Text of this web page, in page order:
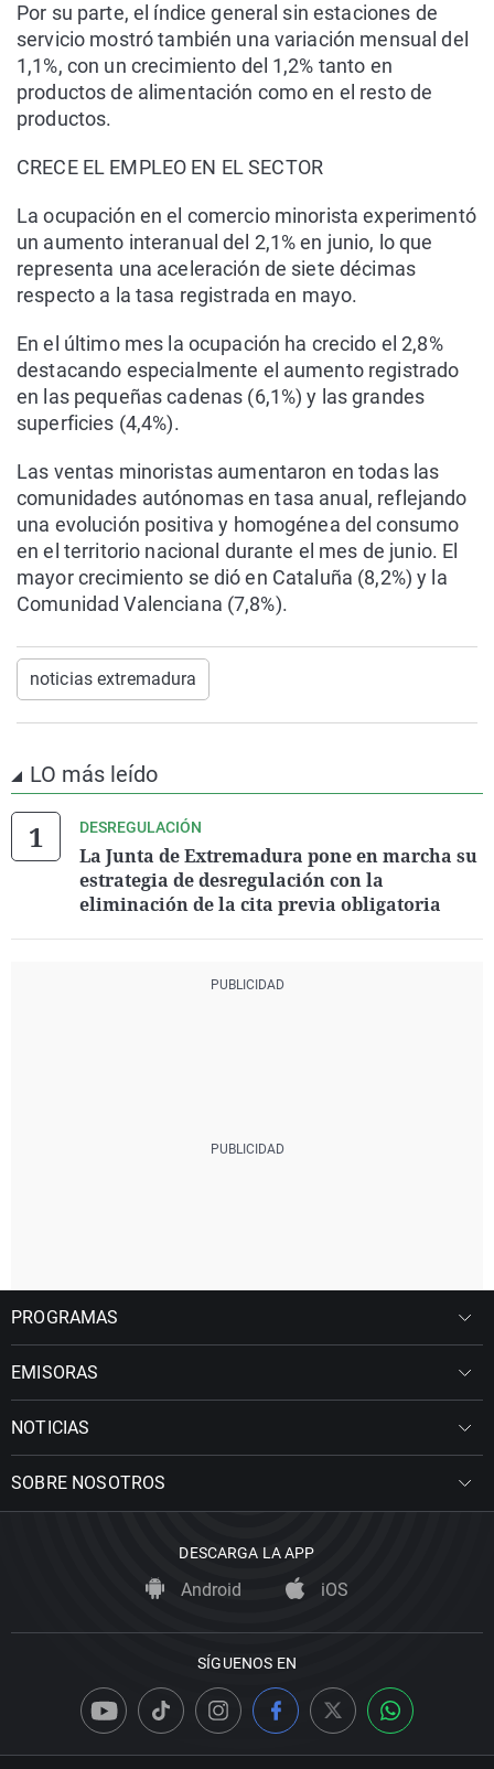
Por su parte, el índice general sin estaciones de
servicio mostró también una variación mensual del
1,1%, con un crecimiento del 1,2% tanto en
productos de alimentación como en el resto de
productos.
CRECE EL EMPLEO EN EL SECTOR
La ocupación en el comercio minorista experimentó
un aumento interanual del 2,1% en junio, lo que
representa una aceleración de siete décimas
respecto a la tasa registrada en mayo.
En el último mes la ocupación ha crecido el 2,8%
destacando especialmente el aumento registrado
en las pequeñas cadenas (6,1%) y las grandes
superficies (4,4%).
Las ventas minoristas aumentaron en todas las
comunidades autónomas en tasa anual, reflejando
una evolución positiva y homogénea del consumo
en el territorio nacional durante el mes de junio. El
mayor crecimiento se dió en Cataluña (8,2%) y la
Comunidad Valenciana (7,8%).
noticias extremadura
LO más leído
DESREGULACIÓN
La Junta de Extremadura pone en marcha su
estrategia de desregulación con la
eliminación de la cita previa obligatoria
PROGRAMAS
EMISORAS
NOTICIAS
SOBRE NOSOTROS
DESCARGA LA APP
Android iOS
SÍGUENOS EN